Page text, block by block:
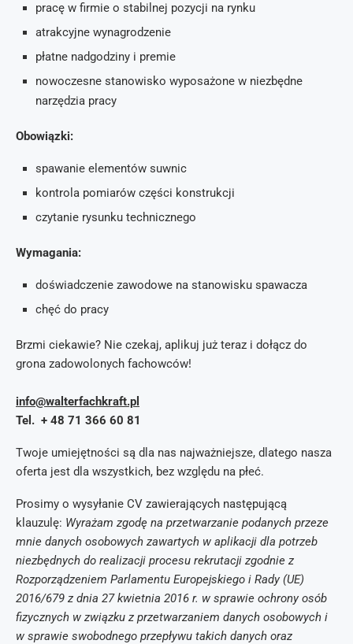
pracę w firmie o stabilnej pozycji na rynku
atrakcyjne wynagrodzenie
płatne nadgodziny i premie
nowoczesne stanowisko wyposażone w niezbędne
narzędzia pracy
Obowiązki:
spawanie elementów suwnic
kontrola pomiarów części konstrukcji
czytanie rysunku technicznego
Wymagania:
doświadczenie zawodowe na stanowisku spawacza
chęć do pracy
Brzmi ciekawie? Nie czekaj, aplikuj już teraz i dołącz do
grona zadowolonych fachowców!
info@walterfachkraft.pl
Tel. + 48 71 366 60 81
Twoje umiejętności są dla nas najważniejsze, dlatego nasza
oferta jest dla wszystkich, bez względu na płeć.
Prosimy o wysyłanie CV zawierających następującą
klauzulę: Wyrażam zgodę na przetwarzanie podanych przeze
mnie danych osobowych zawartych w aplikacji dla potrzeb
niezbędnych do realizacji procesu rekrutacji zgodnie z
Rozporządzeniem Parlamentu Europejskiego i Rady (UE)
2016/679 z dnia 27 kwietnia 2016 r. w sprawie ochrony osób
fizycznych w związku z przetwarzaniem danych osobowych i
w sprawie swobodnego przepływu takich danych oraz